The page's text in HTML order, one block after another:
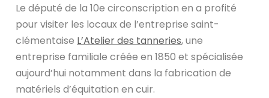
Le député de la 10e circonscription en a profité
pour visiter les locaux de l’entreprise saint-
clémentaise L’Atelier des tanneries, une
entreprise familiale créée en 1850 et spécialisée
aujourd’hui notamment dans la fabrication de
matériels d’équitation en cuir.